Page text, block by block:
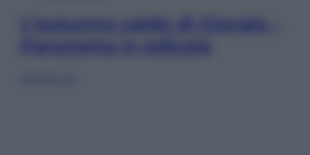
L’autunno caldo di Giorgia –